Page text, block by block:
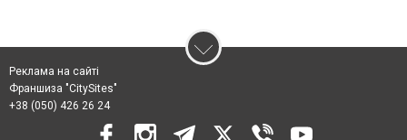
Реклама на сайті
Франшиза "CitySites"
+38 (050) 426 26 24